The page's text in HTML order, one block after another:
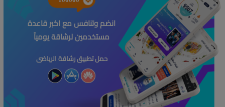
انضم وتنافس مع اكبر قاعدة
مستخدمين لرشاقة يومياً
حمل تطبيق رشاقة الرياضى